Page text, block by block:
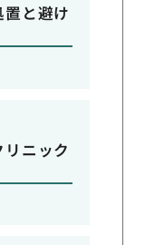
と避け
ニック